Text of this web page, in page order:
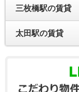
三枚橋駅の賃貸
太田駅の賃貸